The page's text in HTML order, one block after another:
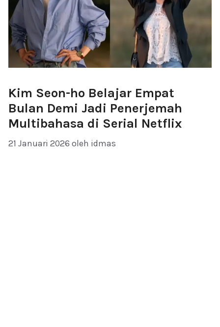
Kim Seon-ho Belajar Empat
Bulan Demi Jadi Penerjemah
Multibahasa di Serial Netflix
21 Januari 2026 oleh idmas